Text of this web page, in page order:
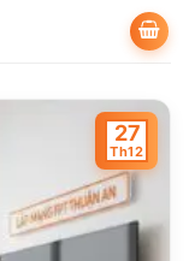
27
Th12